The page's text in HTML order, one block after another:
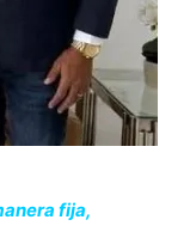
fija,